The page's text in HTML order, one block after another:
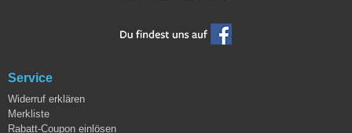
Service
Widerruf erklären
Merkliste
Rabatt-Coupon einlösen